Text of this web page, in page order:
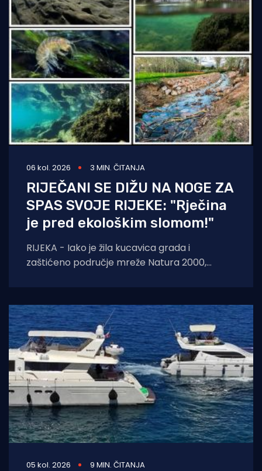
06 kol. 2026 3 MIN. ČITANJA
RIJEČANI SE DIŽU NA NOGE ZA
SPAS SVOJE RIJEKE: "Rječina
je pred ekološkim slomom!"
RIJEKA - Iako je žila kucavica grada i
zaštićeno područje mreže Natura 2000,
05 kol. 2026 9 MIN. ČITANJA